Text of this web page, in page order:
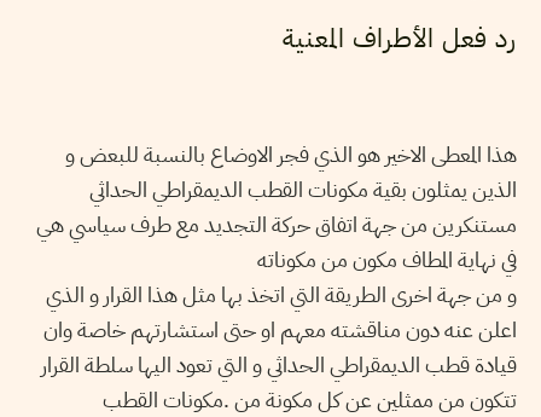
رد فعل الأطراف المعنية
هذا المعطى الاخير هو الذي فجر الاوضاع بالنسبة للبعض و
الذين يمثلون بقية مكونات القطب الديمقراطي الحداثي
مستنكرين من جهة اتفاق حركة التجديد مع طرف سياسي هي
في نهاية المطاف مكون من مكوناته
و من جهة اخرى الطريقة التي اتخذ بها مثل هذا القرار و الذي
اعلن عنه دون مناقشته معهم او حتى استشارتهم خاصة وان
قيادة قطب الديمقراطي الحداثي و التي تعود اليها سلطة القرار
تتكون من ممثلين عن كل مكونة من .مكونات القطب